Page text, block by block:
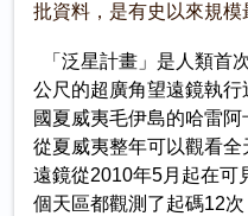
批資料，是有史以來規模
「泛星計畫」是人類首
公尺的超廣角望遠鏡執
國夏威夷毛伊島的哈雷阿
從夏威夷整年可以觀看
遠鏡從2010年5月起在可
個天區都觀測了起碼12